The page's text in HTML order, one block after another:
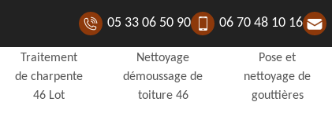
05 33 06 50 90 06 70 48 10 16
Traitement
de charpente
46 Lot
Nettoyage
démoussage de
toiture 46
Pose et
nettoyage de
gouttières